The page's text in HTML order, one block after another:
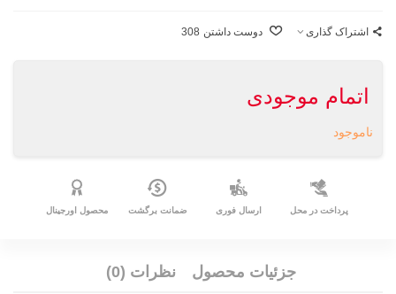
اشتراک گذاری دوست داشتن 308
اتمام موجودی
ناموجود
پرداخت در محل ارسال فوری ضمانت برگشت محصول اورجینال
جزئیات محصول نظرات (0)